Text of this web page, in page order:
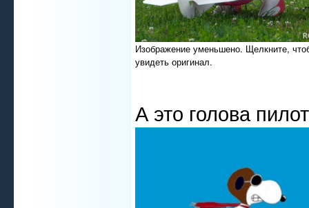
Изображение уменьшено. Щелкните,
увидеть оригинал.
А это голова